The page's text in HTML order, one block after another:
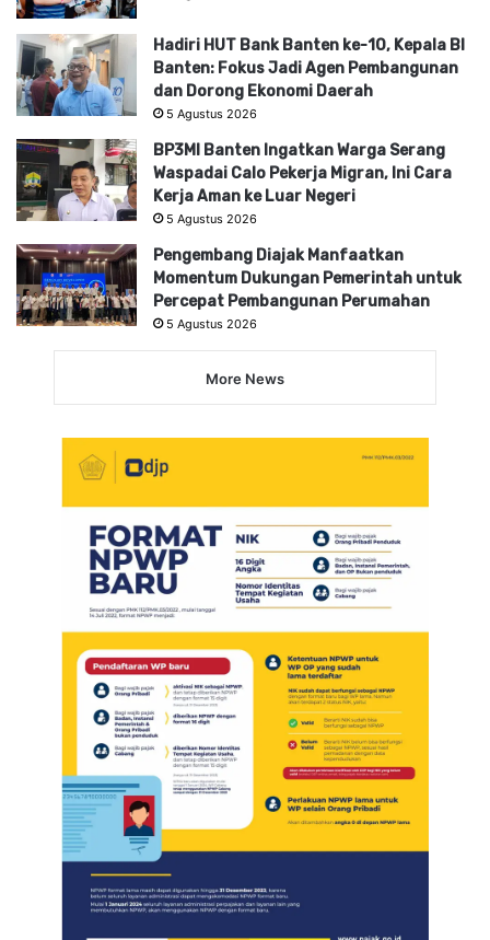
Hadiri HUT Bank Banten ke-10, Kepala BI
Banten: Fokus Jadi Agen Pembangunan
dan Dorong Ekonomi Daerah
5 Agustus 2026
BP3MI Banten Ingatkan Warga Serang
Waspadai Calo Pekerja Migran, Ini Cara
Kerja Aman ke Luar Negeri
5 Agustus 2026
Pengembang Diajak Manfaatkan
Momentum Dukungan Pemerintah untuk
Percepat Pembangunan Perumahan
5 Agustus 2026
More News